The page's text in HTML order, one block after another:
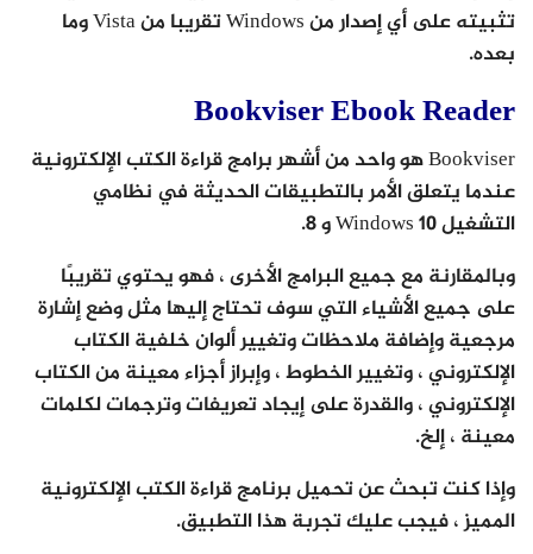
تثبيته على أي إصدار من Windows تقريبا من Vista وما
بعده.
Bookviser Ebook Reader
Bookviser هو واحد من أشهر برامج قراءة الكتب الإلكترونية
عندما يتعلق الأمر بالتطبيقات الحديثة في نظامي
التشغيل Windows 10 و 8.
وبالمقارنة مع جميع البرامج الأخرى ، فهو يحتوي تقريبًا
على جميع الأشياء التي سوف تحتاج إليها مثل وضع إشارة
مرجعية وإضافة ملاحظات وتغيير ألوان خلفية الكتاب
الإلكتروني ، وتغيير الخطوط ، وإبراز أجزاء معينة من الكتاب
الإلكتروني ، والقدرة على إيجاد تعريفات وترجمات لكلمات
معينة ، إلخ.
وإذا كنت تبحث عن تحميل برنامج قراءة الكتب الإلكترونية
المميز ، فيجب عليك تجربة هذا التطبيق.